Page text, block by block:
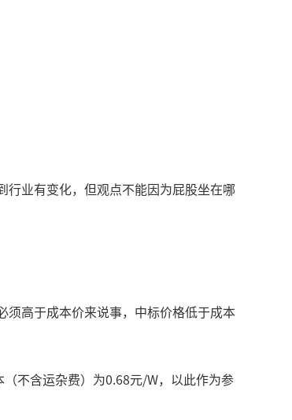
业有变化，但观点不能因为屁股坐在哪
须高于成本价来说事，中标价格低于成本
不含运杂费）为0.68元/W，以此作为参